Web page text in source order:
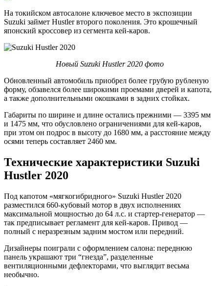
На токийском автосалоне ключевое место в экспозиции
Suzuki займет Hustler второго поколения. Это крошечный
японский кроссовер из сегмента кей-каров.
Новый Suzuki Hustler 2020 фото
Обновленный автомобиль приобрел более грубую рубленую
форму, обзавелся более широкими проемами дверей и капота,
а также дополнительными окошками в задних стойках.
Габариты по ширине и длине остались прежними — 3395 мм
и 1475 мм, что обусловлено ограничениями для кей-каров,
при этом он подрос в высоту до 1680 мм, а расстояние между
осями теперь составляет 2460 мм.
Технические характеристики Suzuki
Hustler 2020
Под капотом «мягкогибридного» Suzuki Hustler 2020
разместился 660-кубовый мотор в двух исполнениях
максимальной мощностью до 64 л.с. и стартер-генератор —
так предписывает регламент для кей-каров. Привод —
полный с неразрезным задним мостом или передний.
Дизайнеры поиграли с оформлением салона: переднюю
панель украшают три “гнезда”, разделенные
вентиляционными дефлекторами, что выглядит весьма
необычно.